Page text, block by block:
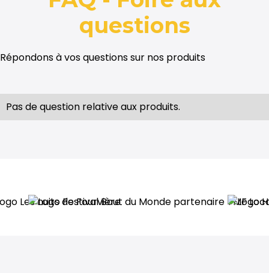
questions
Répondons à vos questions sur nos produits
Pas de question relative aux produits.